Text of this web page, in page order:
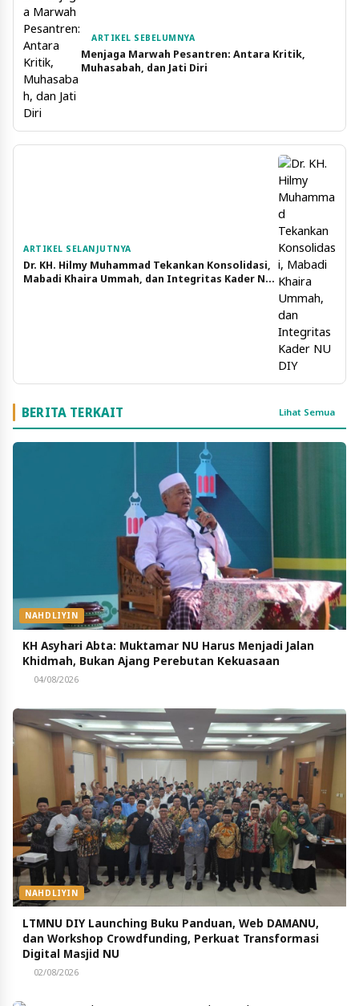
ARTIKEL SEBELUMNYA
Menjaga Marwah Pesantren: Antara Kritik,
Muhasabah, dan Jati Diri
ARTIKEL SELANJUTNYA
Dr. KH. Hilmy Muhammad Tekankan Konsolidasi,
Mabadi Khaira Ummah, dan Integritas Kader NU
BERITA TERKAIT Lihat Semua
NAHDLIYIN
KH Asyhari Abta: Muktamar NU Harus Menjadi Jalan
Khidmah, Bukan Ajang Perebutan Kekuasaan
04/08/2026
NAHDLIYIN
LTMNU DIY Launching Buku Panduan, Web DAMANU,
dan Workshop Crowdfunding, Perkuat Transformasi
Digital Masjid NU
02/08/2026